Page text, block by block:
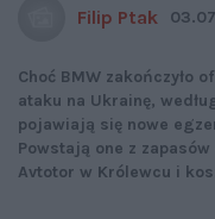
Filip Ptak
Choć BMW zakończyło
ataku na Ukrainę,
pojawiają się nowe
Powstają one z
Avtotor w Królewcu i